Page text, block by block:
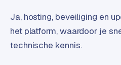
Ja, hosting, beveiliging en
het platform, waardoor je
technische kennis.